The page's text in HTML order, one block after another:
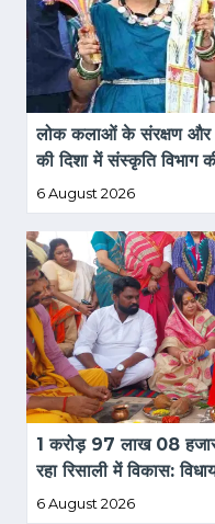
लोक कलाओं के संरक्षण और
की दिशा में संस्कृति विभाग
6 August 2026
1 करोड़ 97 लाख 08
रहा रिसाली में विकास:
6 August 2026